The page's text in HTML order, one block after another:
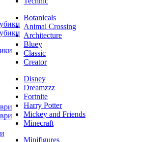
Botanicals
Animal Crossing
Architecture
Bluey
Classic
Creator
Disney
Dreamzzz
Fortnite
Harry Potter
Mickey and Friends
Minecraft
Minifigures